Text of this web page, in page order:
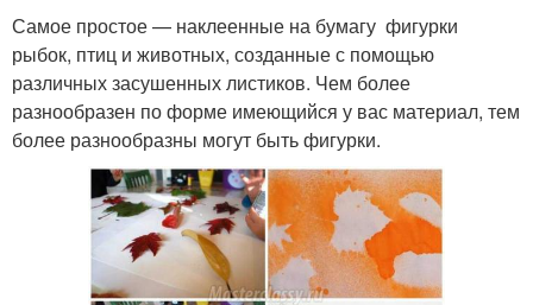
Самое простое — наклеенные на бумагу фигурки
рыбок, птиц и животных, созданные с помощью
различных засушенных листиков. Чем более
разнообразен по форме имеющийся у вас материал, тем
более разнообразны могут быть фигурки.